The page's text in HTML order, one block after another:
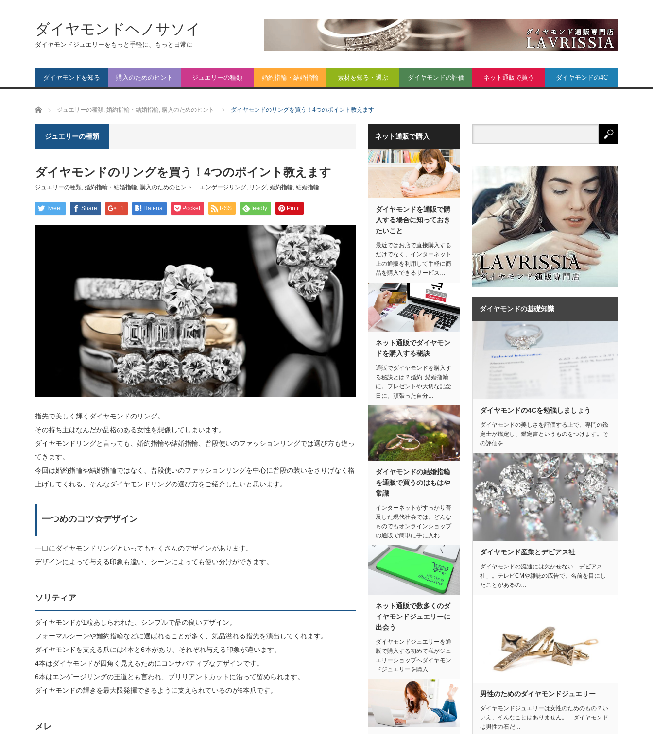
ダイヤモンドヘノサソイ
ダイヤモンドジュエリーをもっと手軽に、もっと日常に
ダイヤモンドを知る 購入のためのヒント ジュエリーの種類 婚約指輪・結婚指輪 素材を知る・選ぶ ダイヤモンドの評価 ネット通販で買う ダイヤモンドの4C
ホーム ジュエリーの種類, 婚約指輪・結婚指輪, 購入のためのヒント ダイヤモンドのリングを買う！4つのポイント教えます
ジュエリーの種類
ダイヤモンドのリングを買う！4つのポイント教えます
ジュエリーの種類, 婚約指輪・結婚指輪, 購入のためのヒント エンゲージリング, リング, 婚約指輪, 結婚指輪
Tweet Share +1 Hatena Pocket RSS feedly Pin it
指先で美しく輝くダイヤモンドのリング。
その持ち主はなんだか品格のある女性を想像してしまいます。
ダイヤモンドリングと言っても、婚約指輪や結婚指輪、普段使いのファッションリングでは選び方も違っ
てきます。
今回は婚約指輪や結婚指輪ではなく、普段使いのファッションリングを中心に普段の装いをさりげなく格
上げしてくれる、そんなダイヤモンドリングの選び方をご紹介したいと思います。
一つめのコツ☆デザイン
一口にダイヤモンドリングといってもたくさんのデザインがあります。
デザインによって与える印象も違い、シーンによっても使い分けができます。
ソリティア
ダイヤモンドが1粒あしらわれた、シンプルで品の良いデザイン。
フォーマルシーンや婚約指輪などに選ばれることが多く、気品溢れる指先を演出してくれます。
ダイヤモンドを支える爪には4本と6本があり、それぞれ与える印象が違います。
4本はダイヤモンドが四角く見えるためにコンサバティブなデザインです。
6本はエンゲージリングの王道とも言われ、ブリリアントカットに沿って留められます。
ダイヤモンドの輝きを最大限発揮できるように支えられているのが6本爪です。
メレ
ネット通販で購入
ダイヤモンドを通販で購
入する場合に知っておき
たいこと
最近ではお店で直接購入する
だけでなく、インターネット
上の通販を利用して手軽に商
品を購入できるサービス…
ネット通販でダイヤモン
ドを購入する秘訣
通販でダイヤモンドを購入す
る秘訣とは？婚約･結婚指輪
に。プレゼントや大切な記念
日に。頑張った自分…
ダイヤモンドの結婚指輪
を通販で買うのはもはや
常識
インターネットがすっかり普
及した現代社会では、どんな
ものでもオンラインショップ
の通販で簡単に手に入れ…
ネット通販で数多くのダ
イヤモンドジュエリーに
出会う
ダイヤモンドジュエリーを通
販で購入する初めて私がジュ
エリーショップへダイヤモン
ドジュエリーを購入…
ダイヤモンドの基礎知識
ダイヤモンドの4Cを勉強しましょう
ダイヤモンドの美しさを評価する上で、専門の鑑
定士が鑑定し、鑑定書というものをつけます。そ
の評価を…
ダイヤモンド産業とデビアス社
ダイヤモンドの流通には欠かせない「デビアス
社」。テレビCMや雑誌の広告で、名前を目にし
たことがあるの…
男性のためのダイヤモンドジュエリー
ダイヤモンドジュエリーは女性のためのもの？い
いえ、そんなことはありません。「ダイヤモンド
は男性の石だ…